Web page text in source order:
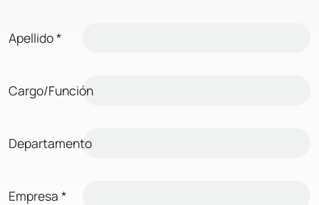
Apellido*
Cargo/Función
Departamento
Empresa *